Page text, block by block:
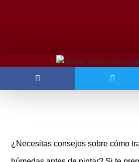
¿Necesitas consejos sobre cómo